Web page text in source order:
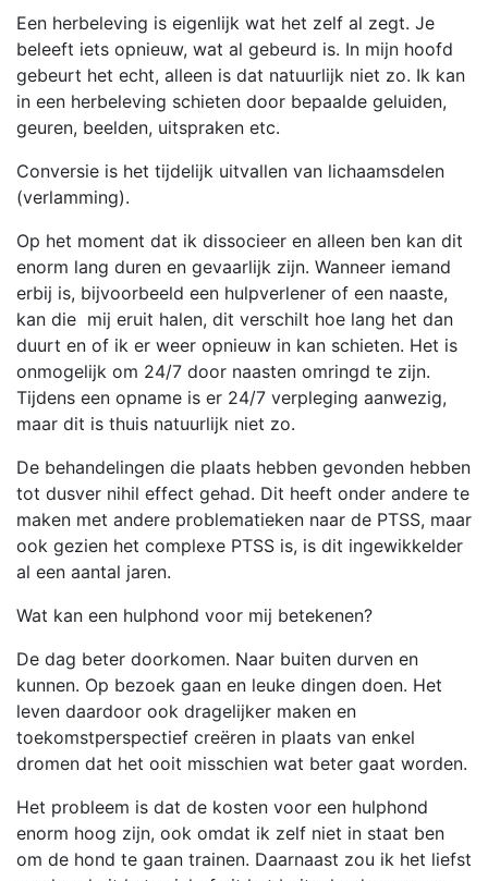
Een herbeleving is eigenlijk wat het zelf al zegt. Je
beleeft iets opnieuw, wat al gebeurd is. In mijn hoofd
gebeurt het echt, alleen is dat natuurlijk niet zo. Ik kan
in een herbeleving schieten door bepaalde geluiden,
geuren, beelden, uitspraken etc.
Conversie is het tijdelijk uitvallen van lichaamsdelen
(verlamming).
Op het moment dat ik dissocieer en alleen ben kan dit
enorm lang duren en gevaarlijk zijn. Wanneer iemand
erbij is, bijvoorbeeld een hulpverlener of een naaste,
kan die mij eruit halen, dit verschilt hoe lang het dan
duurt en of ik er weer opnieuw in kan schieten. Het is
onmogelijk om 24/7 door naasten omringd te zijn.
Tijdens een opname is er 24/7 verpleging aanwezig,
maar dit is thuis natuurlijk niet zo.
De behandelingen die plaats hebben gevonden hebben
tot dusver nihil effect gehad. Dit heeft onder andere te
maken met andere problematieken naar de PTSS, maar
ook gezien het complexe PTSS is, is dit ingewikkelder
al een aantal jaren.
Wat kan een hulphond voor mij betekenen?
De dag beter doorkomen. Naar buiten durven en
kunnen. Op bezoek gaan en leuke dingen doen. Het
leven daardoor ook dragelijker maken en
toekomstperspectief creëren in plaats van enkel
dromen dat het ooit misschien wat beter gaat worden.
Het probleem is dat de kosten voor een hulphond
enorm hoog zijn, ook omdat ik zelf niet in staat ben
om de hond te gaan trainen. Daarnaast zou ik het liefst